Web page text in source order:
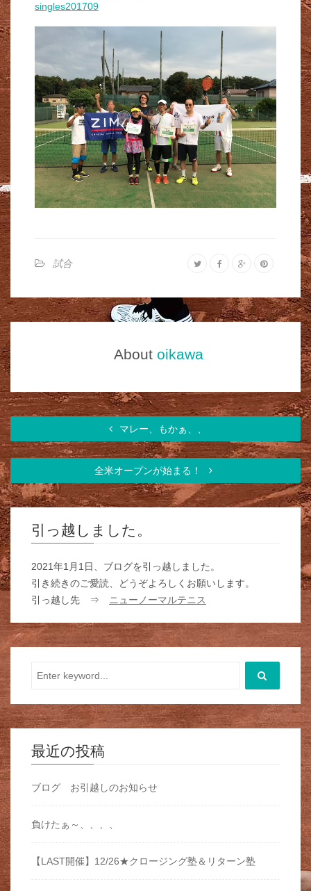
singles201709
試合
About oikawa
マレー、もかぁ、、
全米オープンが始まる！
引っ越しました。
2021年1月1日、ブログを引っ越しました。
引き続きのご愛読、どうぞよろしくお願いします。
引っ越し先 ⇒
ニューノーマルテニス
最近の投稿
ブログ お引越しのお知らせ
負けたぁ～、、、、
【LAST開催】12/26★クロージング塾＆リターン塾